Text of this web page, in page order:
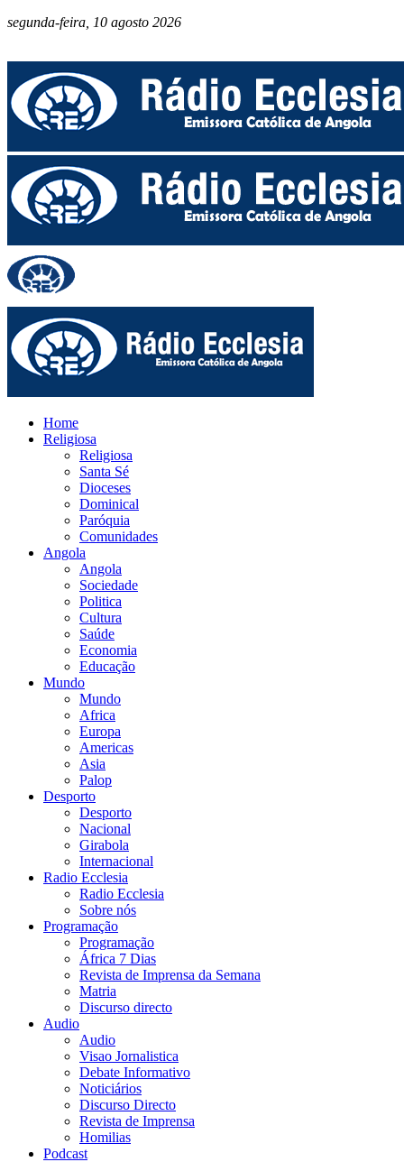
segunda-feira, 10 agosto 2026
Home
Religiosa
Religiosa
Santa Sé
Dioceses
Dominical
Paróquia
Comunidades
Angola
Angola
Sociedade
Politica
Cultura
Saúde
Economia
Educação
Mundo
Mundo
Africa
Europa
Americas
Asia
Palop
Desporto
Desporto
Nacional
Girabola
Internacional
Radio Ecclesia
Radio Ecclesia
Sobre nós
Programação
Programação
África 7 Dias
Revista de Imprensa da Semana
Matria
Discurso directo
Audio
Audio
Visao Jornalistica
Debate Informativo
Noticiários
Discurso Directo
Revista de Imprensa
Homilias
Podcast